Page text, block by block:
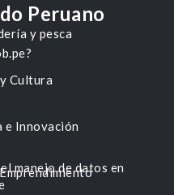
y pesca
Cultura
e Innovación
Peruano
manejo de datos en